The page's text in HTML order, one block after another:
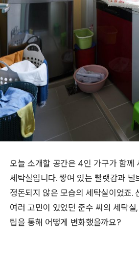
오늘 소개할 공간은 4인 가구가 함께
세탁실입니다. 쌓여 있는 빨랫감과 널
정돈되지 않은 모습의 세탁실이었죠.
여러 고민이 있었던 준수 씨의 세탁실
팁을 통해 어떻게 변화했을까요?